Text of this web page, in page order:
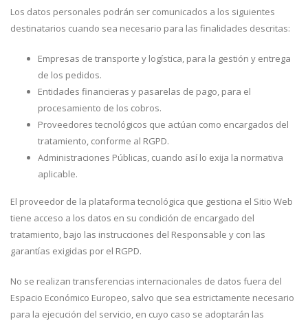
Los datos personales podrán ser comunicados a los siguientes
destinatarios cuando sea necesario para las finalidades descritas:
Empresas de transporte y logística, para la gestión y entrega
de los pedidos.
Entidades financieras y pasarelas de pago, para el
procesamiento de los cobros.
Proveedores tecnológicos que actúan como encargados del
tratamiento, conforme al RGPD.
Administraciones Públicas, cuando así lo exija la normativa
aplicable.
El proveedor de la plataforma tecnológica que gestiona el Sitio Web
tiene acceso a los datos en su condición de encargado del
tratamiento, bajo las instrucciones del Responsable y con las
garantías exigidas por el RGPD.
No se realizan transferencias internacionales de datos fuera del
Espacio Económico Europeo, salvo que sea estrictamente necesario
para la ejecución del servicio, en cuyo caso se adoptarán las